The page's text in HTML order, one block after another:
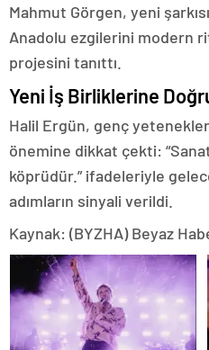
Mahmut Görgen, yeni
Anadolu ezgilerini modern
projesini tanıttı.
Yeni İş Birliklerine
Halil Ergün, genç
önemine dikkat çekti:
köprüdür.” ifadeleriyle
adımların sinyali verildi.
Kaynak: (BYZHA) Beyaz